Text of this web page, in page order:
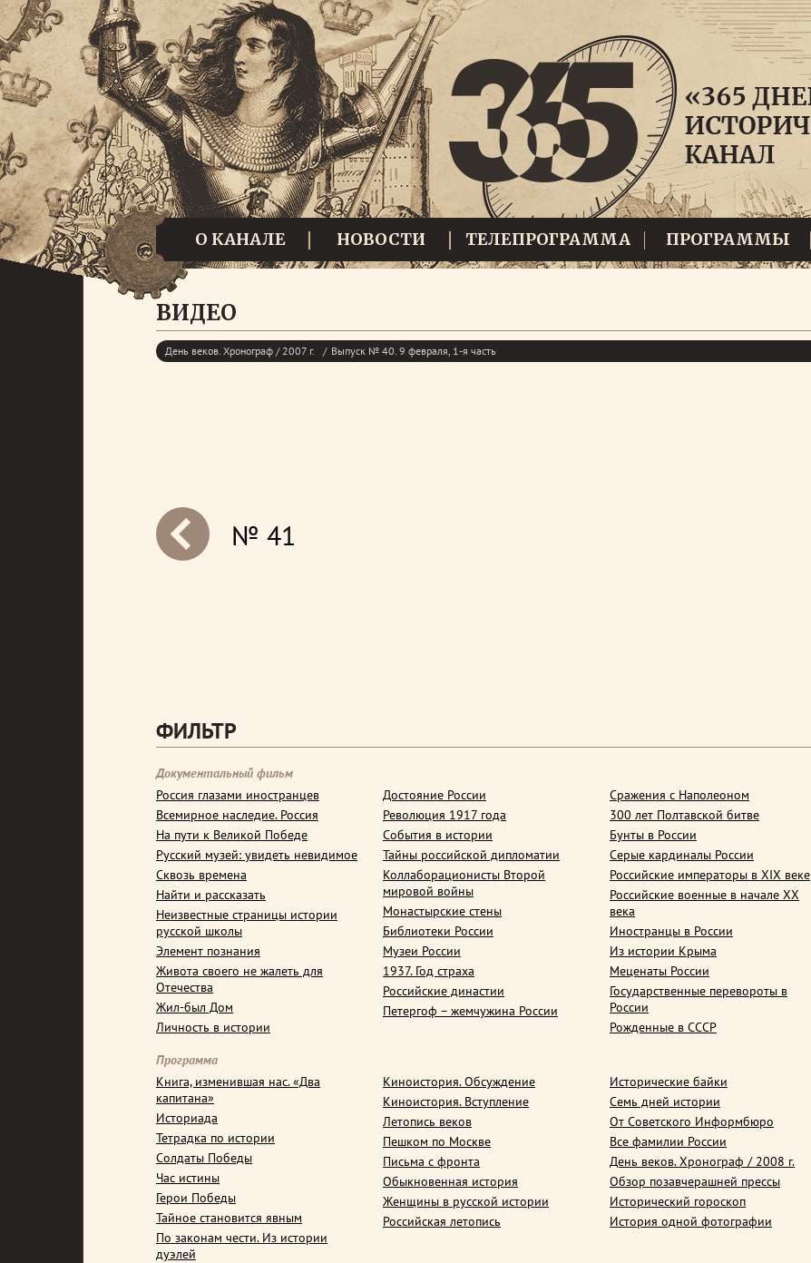
О КАНАЛЕ НОВОСТИ ТЕЛЕПРОГРАММА ПРОГРАММЫ
ВИДЕО
День веков. Хронограф / 2007 г. Выпуск № 40. 9 февраля, 1-я часть
№ 41
ФИЛЬТР
Документальный фильм
Россия глазами иностранцев
Всемирное наследие. Россия
На пути к Великой Победе
Русский музей: увидеть невидимое
Сквозь времена
Найти и рассказать
Неизвестные страницы истории
русской школы
Элемент познания
Живота своего не жалеть для
Отечества
Жил-был Дом
Личность в истории
Достояние России
Революция 1917 года
События в истории
Тайны российской дипломатии
Коллаборационисты Второй
мировой войны
Монастырские стены
Библиотеки России
Музеи России
1937. Год страха
Российские династии
Петергоф – жемчужина России
Сражения с Наполеоном
300 лет Полтавской битве
Бунты в России
Серые кардиналы России
Российские императоры в XIX веке
Российские военные в начале ХХ
века
Иностранцы в России
Из истории Крыма
Меценаты России
Государственные перевороты в
России
Рожденные в СССР
Программа
Книга, изменившая нас. «Два
капитана»
Историада
Тетрадка по истории
Солдаты Победы
Час истины
Герои Победы
Тайное становится явным
По законам чести. Из истории
дуэлей
Киноистория. Обсуждение
Киноистория. Вступление
Летопись веков
Пешком по Москве
Письма с фронта
Обыкновенная история
Женщины в русской истории
Российская летопись
Исторические байки
Семь дней истории
От Советского Информбюро
Все фамилии России
День веков. Хронограф / 2008 г.
Обзор позавчерашней прессы
Исторический гороскоп
История одной фотографии